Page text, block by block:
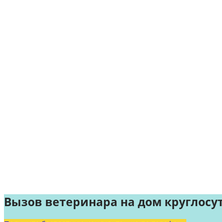
Вызов ветеринара на дом